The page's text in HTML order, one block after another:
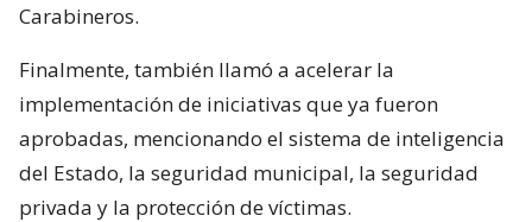
Carabineros.
Finalmente, también llamó a acelerar la
implementación de iniciativas que ya fueron
aprobadas, mencionando el sistema de inteligencia
del Estado, la seguridad municipal, la seguridad
privada y la protección de víctimas.